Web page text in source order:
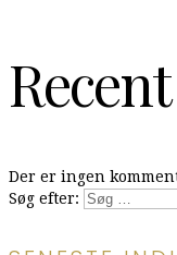
Der er ingen
Søg efter: